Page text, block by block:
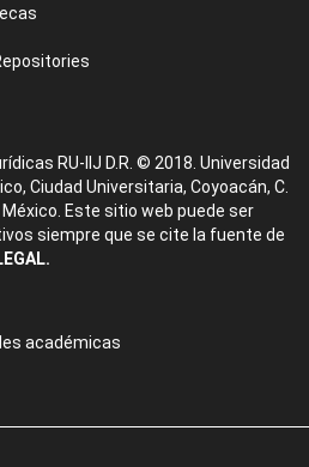
RU-IIJ D.R. © 2018. Universidad
Ciudad Universitaria, Coyoacán, C.
México. Este sitio web puede ser
siempre que se cite la fuente de
académicas